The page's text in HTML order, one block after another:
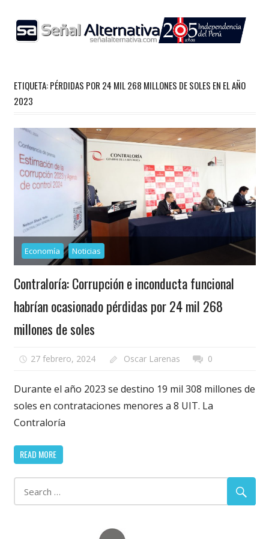
content
ETIQUETA:PÉRDIDAS POR 24 MIL 268 MILLONES DE SOLES EN EL AÑO
2023
Economía Noticias
Contraloría: Corrupción e inconducta funcional
habrían ocasionado pérdidas por 24 mil 268
millones de soles
27 febrero, 2024 Oscar Larenas 0
Durante el año 2023 se destino 19 mil 308 millones de
soles en contrataciones menores a 8 UIT. La
Contraloría
READ MORE